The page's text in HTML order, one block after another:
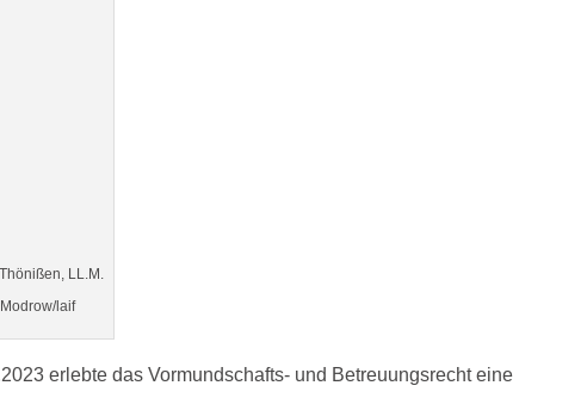
LL.M.
laif
erlebte das Vormundschafts- und Betreuungsrecht eine